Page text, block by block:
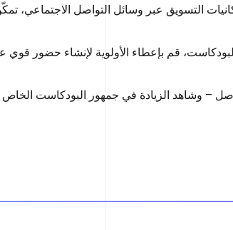
التسويق عبر وسائل التواصل الاجتماعي،
قم بإعطاء الأولوية لإنشاء حضور قوي
– وشاهد الزيادة في جمهور البودكاست